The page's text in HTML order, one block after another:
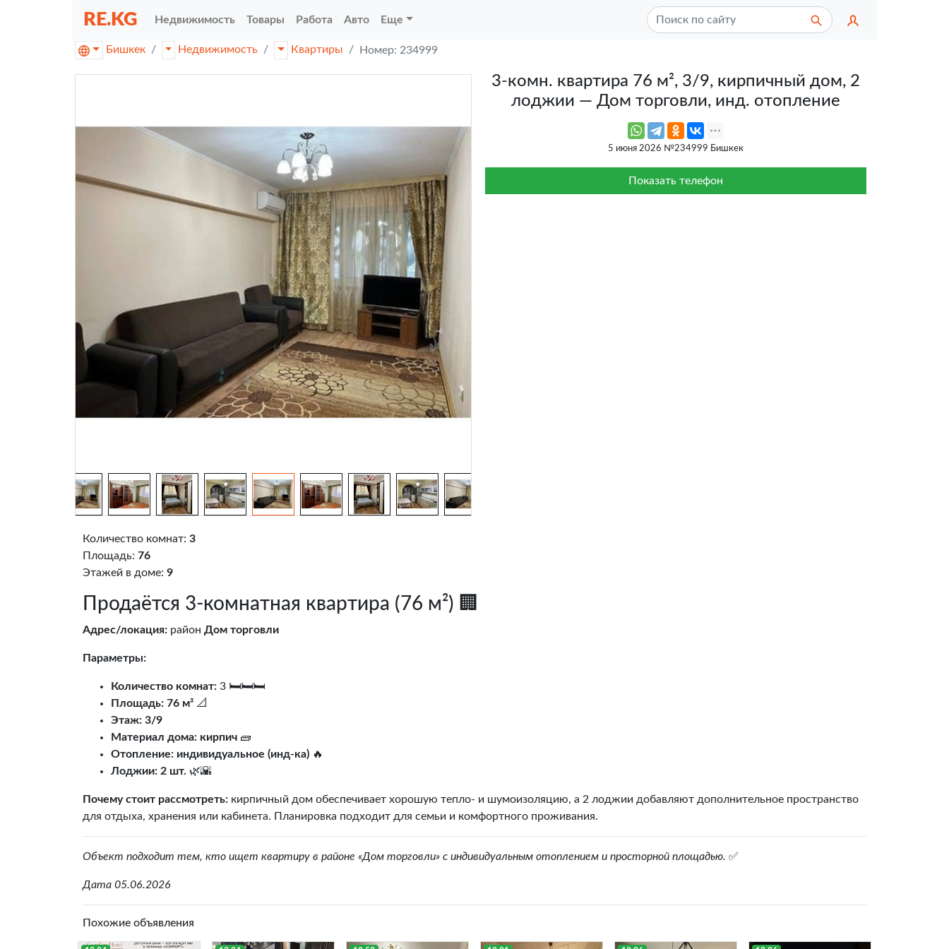
RE.KG Недвижимость Товары Работа Авто Еще
Бишкек Недвижимость Квартиры Номер: 234999
3-комн. квартира 76 м², 3/9, кирпичный дом, 2
лоджии — Дом торговли, инд. отопление
5 июня 2026 №234999 Бишкек
Показать телефон
Количество комнат: 3
Площадь: 76
Этажей в доме: 9
Продаётся 3-комнатная квартира (76 м²) 🏢
Адрес/локация: район Дом торговли
Параметры:
Количество комнат: 3 🛏️🛏️🛏️
Площадь: 76 м² 📐
Этаж: 3/9
Материал дома: кирпич 🧱
Отопление: индивидуальное (инд-ка) 🔥
Лоджии: 2 шт. 🌿🌇
Почему стоит рассмотреть: кирпичный дом обеспечивает хорошую тепло- и шумоизоляцию, а 2 лоджии добавляют дополнительное пространство
для отдыха, хранения или кабинета. Планировка подходит для семьи и комфортного проживания.
Объект подходит тем, кто ищет квартиру в районе «Дом торговли» с индивидуальным отоплением и просторной площадью. ✅
Дата 05.06.2026
Похожие объявления